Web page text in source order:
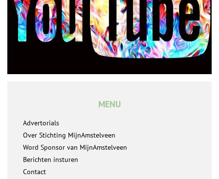
MENU
Advertorials
Over Stichting MijnAmstelveen
Word Sponsor van MijnAmstelveen
Berichten insturen
Contact